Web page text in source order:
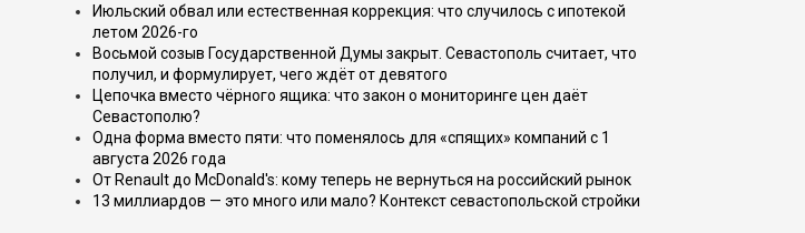
Июльский обвал или естественная коррекция: что случилось с ипотекой
летом 2026-го
Восьмой созыв Государственной Думы закрыт. Севастополь считает, что
получил, и формулирует, чего ждёт от девятого
Цепочка вместо чёрного ящика: что закон о мониторинге цен даёт
Севастополю?
Одна форма вместо пяти: что поменялось для «спящих» компаний с 1
августа 2026 года
От Renault до McDonald's: кому теперь не вернуться на российский рынок
13 миллиардов — это много или мало? Контекст севастопольской стройки